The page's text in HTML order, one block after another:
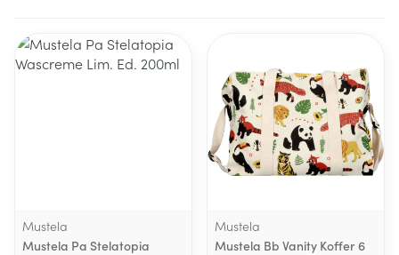
Mustela
Mustela Pa Stelatopia
Mustela
Mustela Bb Vanity Koffer 6